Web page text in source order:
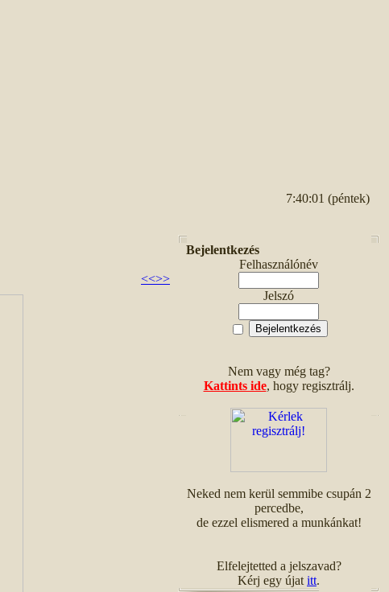
7:40:01 (péntek)
<<>>
Bejelentkezés
Felhasználónév
Jelszó
Nem vagy még tag?
Kattints ide, hogy regisztrálj.
Neked nem kerül semmibe csupán 2
percedbe,
de ezzel elismered a munkánkat!
Elfelejtetted a jelszavad?
Kérj egy újat itt.